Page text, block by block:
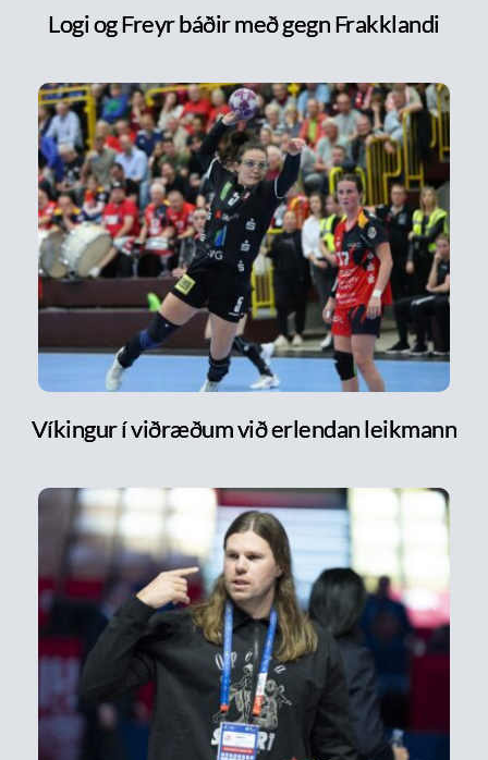
Logi og Freyr báðir með gegn Frakklandi
Víkingur í viðræðum við erlendan leikmann